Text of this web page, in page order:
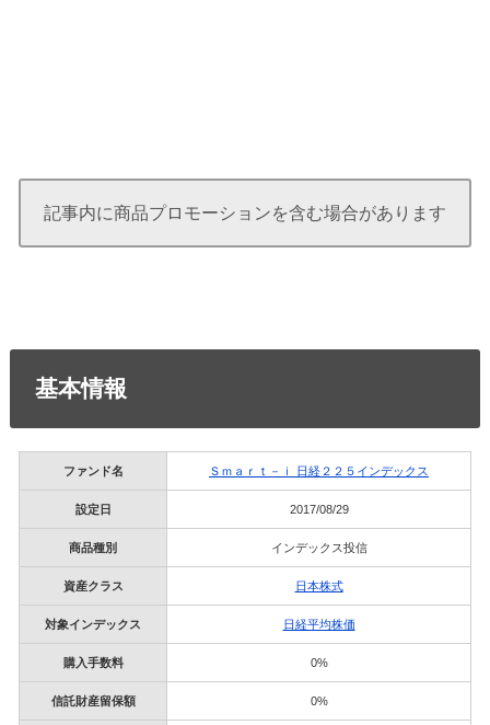
記事内に商品プロモーションを含む場合があります
基本情報
ファンド名 Ｓｍａｒｔ－ｉ 日経２２５インデックス
設定日 2017/08/29
商品種別 インデックス投信
資産クラス 日本株式
対象インデックス 日経平均株価
購入手数料 0%
信託財産留保額 0%